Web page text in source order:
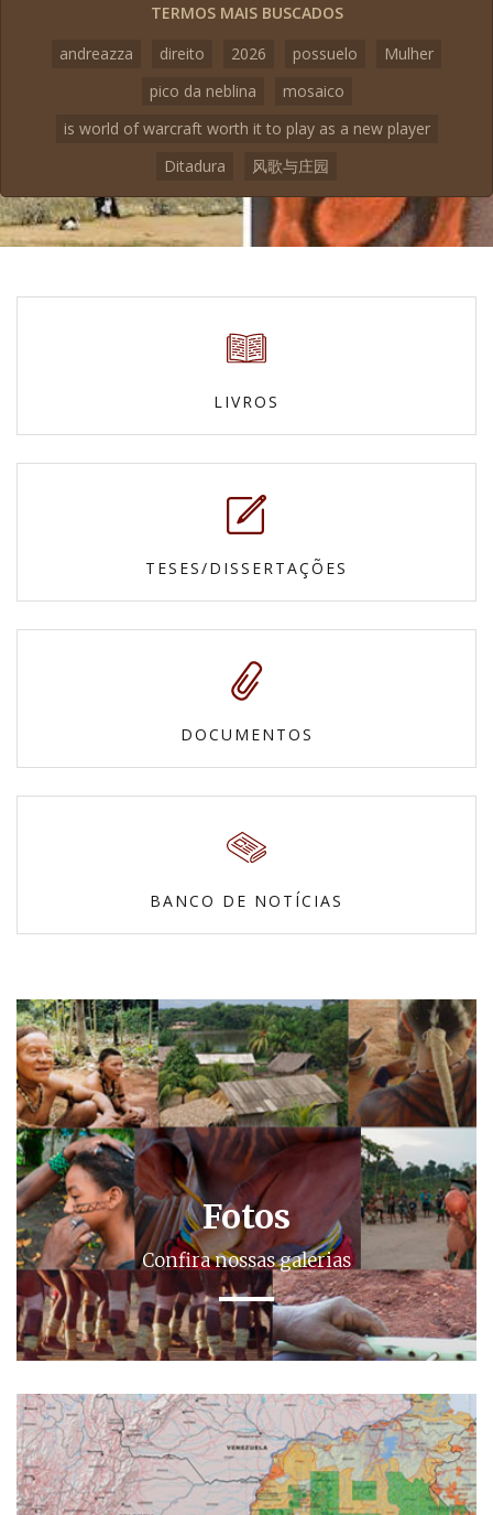
TERMOS MAIS BUSCADOS
andreazza
direito 2026 possuelo
Mulher
pico da neblina
mosaico
is world of warcraft worth it to play as a new player
Ditadura
风歌与庄园
LIVROS
TESES/DISSERTAÇÕES
DOCUMENTOS
BANCO DE NOTÍCIAS
Fotos
Confira nossas galerias